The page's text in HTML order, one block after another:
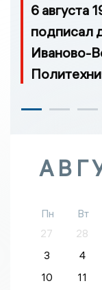
6 августа
подписал
Иваново-
Пн Вт
27
28
3
4
10
11